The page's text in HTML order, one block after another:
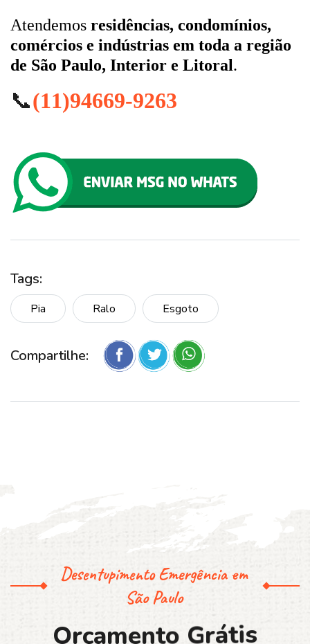
Atendemos residências, condomínios,
comércios e indústrias em toda a região
de São Paulo, Interior e Litoral.
📞(11)94669-9263
Tags:
Pia Ralo Esgoto
Compartilhe:
Desentupimento Emergência em
São Paulo
Orçamento Grátis